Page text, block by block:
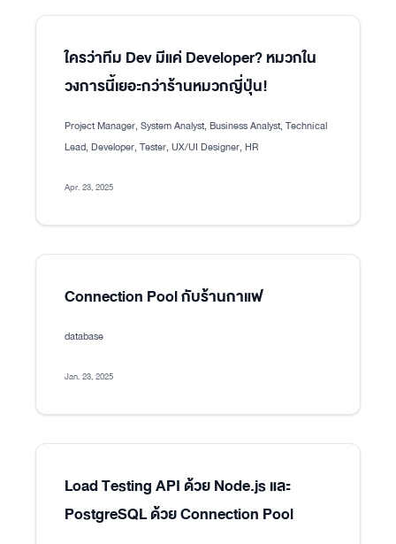
ใครว่าทีม Dev มีแค่ Developer? หมวกใน
วงการนี้เยอะกว่าร้านหมวกญี่ปุ่น!
Project Manager, System Analyst, Business Analyst, Technical
Lead, Developer, Tester, UX/UI Designer, HR
Apr. 23, 2025
Connection Pool กับร้านกาแฟ
database
Jan. 23, 2025
Load Testing API ด้วย Node.js และ
PostgreSQL ด้วย Connection Pool